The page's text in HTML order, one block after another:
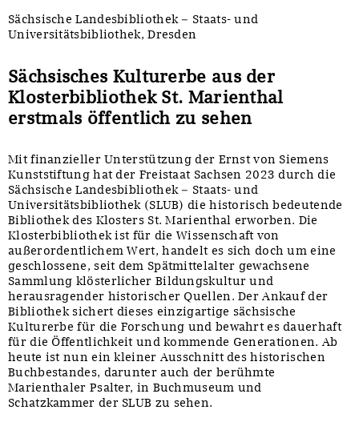
Sächsische Landesbibliothek – Staats- und
Universitätsbibliothek, Dresden
Sächsisches Kulturerbe aus der
Klosterbibliothek St. Marienthal
erstmals öffentlich zu sehen
Mit finanzieller Unterstützung der Ernst von Siemens
Kunststiftung hat der Freistaat Sachsen 2023 durch die
Sächsische Landesbibliothek – Staats- und
Universitätsbibliothek (SLUB) die historisch bedeutende
Bibliothek des Klosters St. Marienthal erworben. Die
Klosterbibliothek ist für die Wissenschaft von
außerordentlichem Wert, handelt es sich doch um eine
geschlossene, seit dem Spätmittelalter gewachsene
Sammlung klösterlicher Bildungskultur und
herausragender historischer Quellen. Der Ankauf der
Bibliothek sichert dieses einzigartige sächsische
Kulturerbe für die Forschung und bewahrt es dauerhaft
für die Öffentlichkeit und kommende Generationen. Ab
heute ist nun ein kleiner Ausschnitt des historischen
Buchbestandes, darunter auch der berühmte
Marienthaler Psalter, in Buchmuseum und
Schatzkammer der SLUB zu sehen.
Zwischenfinanzierung